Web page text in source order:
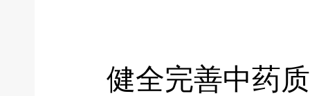
健全完善中药质